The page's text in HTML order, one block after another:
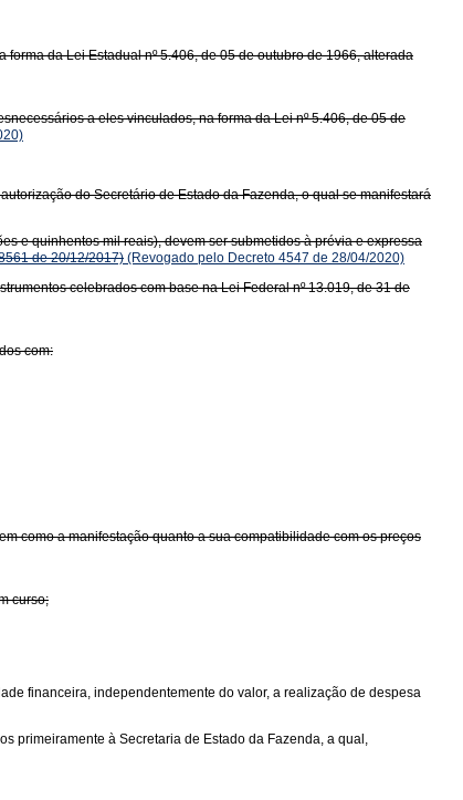
da Lei Estadual nº 5.406, de 05 de outubro de 1966, alterada
a eles vinculados, na forma da Lei nº 5.406, de 05 de
do Secretário de Estado da Fazenda, o qual se manifestará
e quinhentos mil reais), devem ser submetidos à prévia e expressa
de 20/12/2017) (Revogado pelo Decreto 4547 de 28/04/2020)
celebrados com base na Lei Federal nº 13.019, de 31 de
com:
como a manifestação quanto a sua compatibilidade com os preços
curso;
financeira, independentemente do valor, a realização de despesa
primeiramente à Secretaria de Estado da Fazenda, a qual,